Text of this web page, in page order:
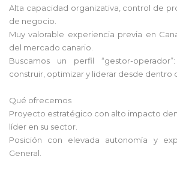
Alta capacidad organizativa, control de
de negocio.
Muy valorable experiencia previa en
del mercado canario.
Buscamos un perfil “gestor-
construir, optimizar y liderar desde dentro
Qué ofrecemos
Proyecto estratégico con alto impacto
líder en su sector.
Posición con elevada autonomía y
General.